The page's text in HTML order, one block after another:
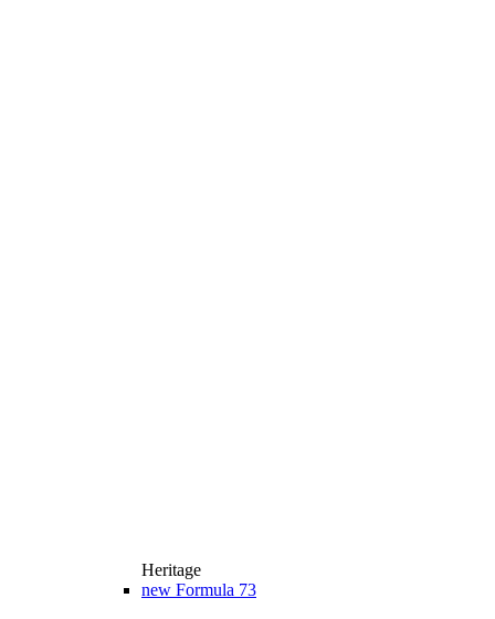
Heritage
new Formula 73